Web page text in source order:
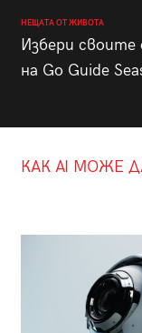
НЕЩАТА ОТ ЖИВОТА
Избери
на Go Guide
КАК AI МОЖЕ